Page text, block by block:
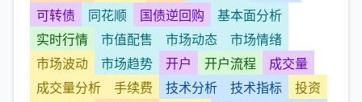
可转债
同花顺 国债逆回购
基本面分析
实时行情
市值配售 市场动态
市场情绪
市场波动
市场趋势 开户 开户流程
成交量
成交量分析
手续费 技术分析 技术指标
投资